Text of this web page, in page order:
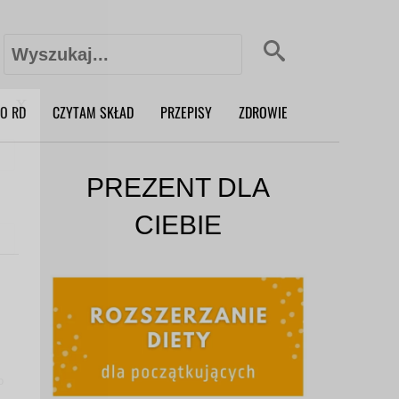
Szukaj:
RD CZYTAM SKŁAD PRZEPISY ZDROWIE
PREZENT DLA
CIEBIE
X